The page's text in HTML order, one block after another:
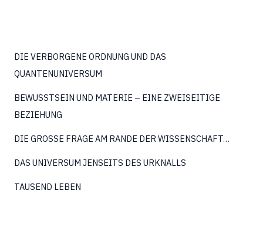
DIE VERBORGENE ORDNUNG UND DAS
QUANTENUNIVERSUM
BEWUSSTSEIN UND MATERIE – EINE ZWEISEITIGE
BEZIEHUNG
DIE GROSSE FRAGE AM RANDE DER WISSENSCHAFT…
DAS UNIVERSUM JENSEITS DES URKNALLS
TAUSEND LEBEN